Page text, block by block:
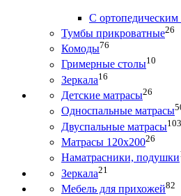
С
Тумбы прикроватные26
Комоды76
Гримерные столы10
Зеркала16
Детские матрасы26
Односпальные матрасы
Двуспальные матрасы103
Матрасы 120х20026
Наматрасники, подушки
Зеркала21
Мебель для прихожей82